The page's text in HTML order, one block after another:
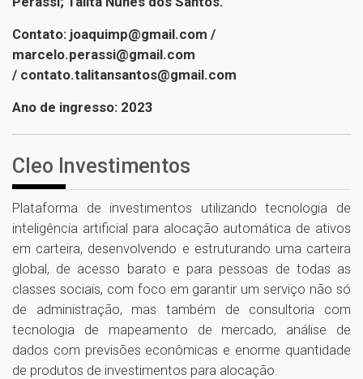
Contato: joaquimp@gmail.com /
marcelo.perassi@gmail.com
/ contato.talitansantos@gmail.com
Ano de ingresso: 2023
Cleo Investimentos
Plataforma de investimentos utilizando tecnologia de
inteligência artificial para alocação automática de ativos
em carteira, desenvolvendo e estruturando uma carteira
global, de acesso barato e para pessoas de todas as
classes sociais, com foco em garantir um serviço não só
de administração, mas também de consultoria com
tecnologia de mapeamento de mercado, análise de
dados com previsões econômicas e enorme quantidade
de produtos de investimentos para alocação.